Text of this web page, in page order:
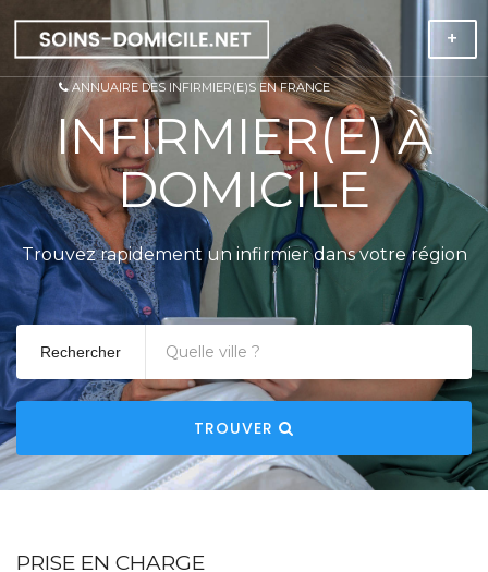
+
ANNUAIRE DES INFIRMIER(E)S EN FRANCE
INFIRMIER(E) À
DOMICILE
Trouvez rapidement un infirmier dans votre région
Rechercher
TROUVER
PRISE EN CHARGE